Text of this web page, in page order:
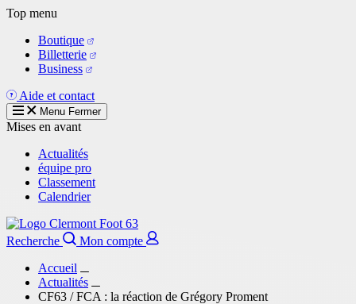
Aller
contenu
principal
Top menu
Boutique
Billetterie
Business
Aide et contact
Menu Fermer
Mises en avant
Actualités
équipe pro
Classement
Calendrier
Recherche
Mon compte
Accueil
Actualités
CF63 / FCA : la réaction de Grégory Proment